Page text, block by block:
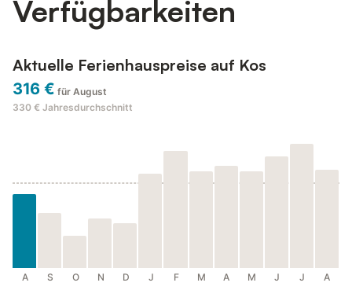
Verfügbarkeiten
Aktuelle Ferienhauspreise auf Kos
316 € für August
330 € Jahresdurchschnitt
A S O N D J F M A M J J A